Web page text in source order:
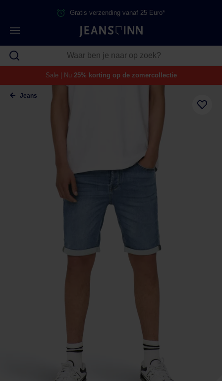
Gratis verzending vanaf 25 Euro*
Sale | Nu 25% korting op de zomercollectie
Jeans